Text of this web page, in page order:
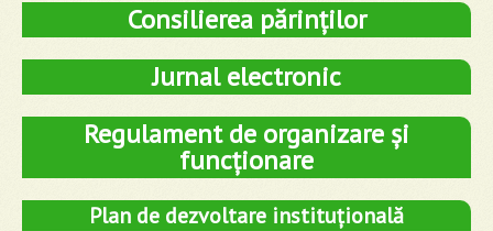
Consilierea părinților
Jurnal electronic
Regulament de organizare și
funcționare
Plan de dezvoltare instituțională